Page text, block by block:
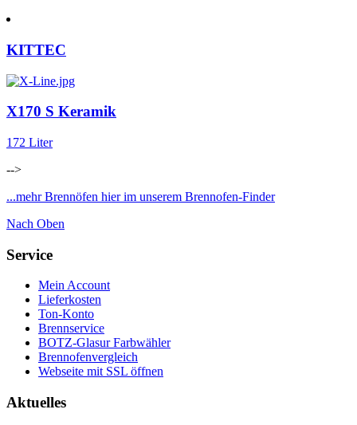
KITTEC
X170 S Keramik
172 Liter
-->
...mehr Brennöfen hier im unserem Brennofen-Finder
Nach Oben
Service
Mein Account
Lieferkosten
Ton-Konto
Brennservice
BOTZ-Glasur Farbwähler
Brennofenvergleich
Webseite mit SSL öffnen
Aktuelles